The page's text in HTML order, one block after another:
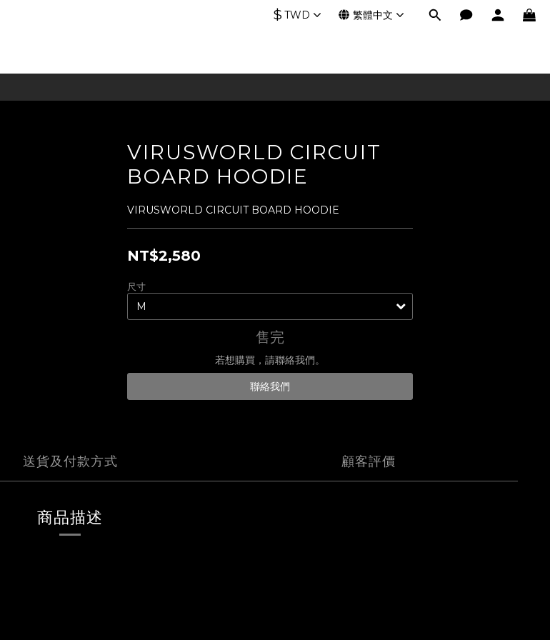
$ TWD 繁體中文
VIRUSWORLD CIRCUIT
BOARD HOODIE
VIRUSWORLD CIRCUIT BOARD HOODIE
NT$2,580
尺寸
售完
若想購買，請聯絡我們。
聯絡我們
送貨及付款方式 顧客評價
商品描述